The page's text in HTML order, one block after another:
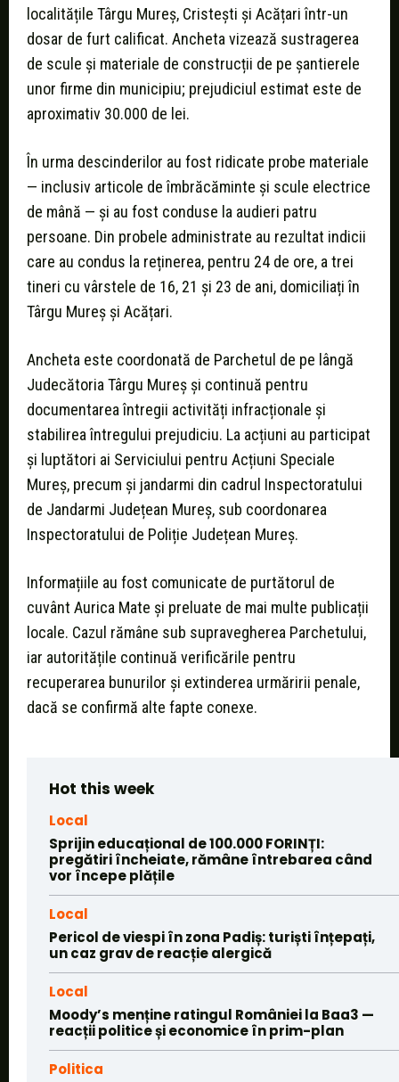
localitățile Târgu Mureș, Cristești și Acățari într-un
dosar de furt calificat. Ancheta vizează sustragerea
de scule și materiale de construcții de pe șantierele
unor firme din municipiu; prejudiciul estimat este de
aproximativ 30.000 de lei.
În urma descinderilor au fost ridicate probe materiale
— inclusiv articole de îmbrăcăminte și scule electrice
de mână — și au fost conduse la audieri patru
persoane. Din probele administrate au rezultat indicii
care au condus la reținerea, pentru 24 de ore, a trei
tineri cu vârstele de 16, 21 și 23 de ani, domiciliați în
Târgu Mureș și Acățari.
Ancheta este coordonată de Parchetul de pe lângă
Judecătoria Târgu Mureș și continuă pentru
documentarea întregii activități infracționale și
stabilirea întregului prejudiciu. La acțiuni au participat
și luptători ai Serviciului pentru Acțiuni Speciale
Mureș, precum și jandarmi din cadrul Inspectoratului
de Jandarmi Județean Mureș, sub coordonarea
Inspectoratului de Poliție Județean Mureș.
Informațiile au fost comunicate de purtătorul de
cuvânt Aurica Mate și preluate de mai multe publicații
locale. Cazul rămâne sub supravegherea Parchetului,
iar autoritățile continuă verificările pentru
recuperarea bunurilor și extinderea urmăririi penale,
dacă se confirmă alte fapte conexe.
Hot this week
Local
Sprijin educațional de 100.000 FORINȚI:
pregătiri încheiate, rămâne întrebarea când
vor începe plățile
Local
Pericol de viespi în zona Padiș: turiști înțepați,
un caz grav de reacție alergică
Local
Moody’s menține ratingul României la Baa3 —
reacții politice și economice în prim-plan
Politica